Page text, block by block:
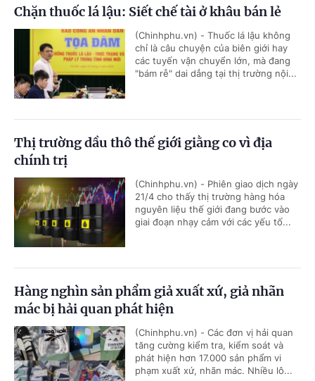
Chặn thuốc lá lậu: Siết chế tài ở khâu bán lẻ
(Chinhphu.vn) - Thuốc lá lậu không
chỉ là câu chuyện của biên giới hay
các tuyến vận chuyển lớn, mà đang
"bám rễ" dai dẳng tại thị trường nội...
Thị trường dầu thô thế giới giằng co vì địa
chính trị
(Chinhphu.vn) - Phiên giao dịch ngày
21/4 cho thấy thị trường hàng hóa
nguyên liệu thế giới đang bước vào
giai đoạn nhạy cảm với các yếu tố...
Hàng nghìn sản phẩm giả xuất xứ, giả nhãn
mác bị hải quan phát hiện
(Chinhphu.vn) - Các đơn vị hải quan
tăng cường kiểm tra, kiểm soát và
phát hiện hơn 17.000 sản phẩm vi
phạm xuất xứ, nhãn mác. Nhiều lô...